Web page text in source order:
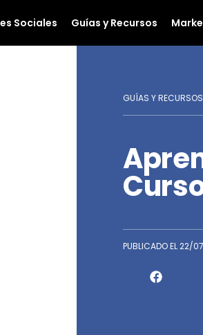
Sociales Guías y Recursos
GUÍAS Y RECURSOS
PUBLICADO EL22/